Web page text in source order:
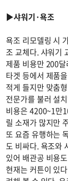
▶샤워기·욕조
욕조 리모델링 시
조 교체다. 샤워기
제품 비용만 200
타겟 등에서 제품
적게 들지만 맞춤
전문가를 불러 설
비용은 4200~1만
릴 소재가 많지만
또 요즘 유행하는
도 비싸다. 욕조와
있어 배관공 비용
현재는 커튼이 있